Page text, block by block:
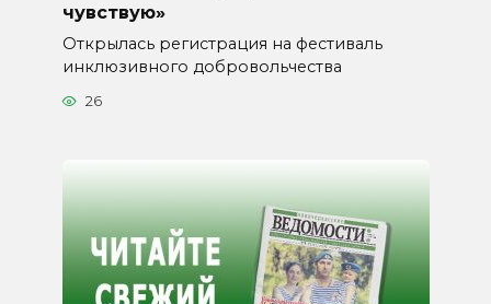
чувствую»
Открылась регистрация на фестиваль
инклюзивного добровольчества
26